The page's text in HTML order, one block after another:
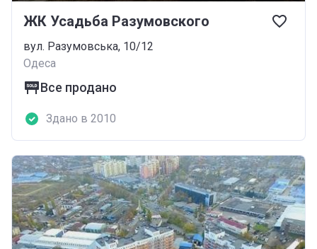
ЖК Усадьба Разумовского
вул. Разумовська, 10/12
Одеса
Все продано
Здано в 2010